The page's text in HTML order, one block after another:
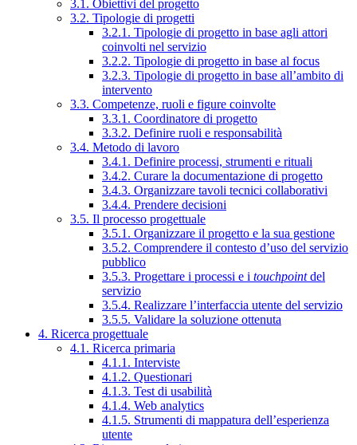
3.1. Obiettivi del progetto
3.2. Tipologie di progetti
3.2.1. Tipologie di progetto in base agli attori
coinvolti nel servizio
3.2.2. Tipologie di progetto in base al focus
3.2.3. Tipologie di progetto in base all’ambito di
intervento
3.3. Competenze, ruoli e figure coinvolte
3.3.1. Coordinatore di progetto
3.3.2. Definire ruoli e responsabilità
3.4. Metodo di lavoro
3.4.1. Definire processi, strumenti e rituali
3.4.2. Curare la documentazione di progetto
3.4.3. Organizzare tavoli tecnici collaborativi
3.4.4. Prendere decisioni
3.5. Il processo progettuale
3.5.1. Organizzare il progetto e la sua gestione
3.5.2. Comprendere il contesto d’uso del servizio
pubblico
3.5.3. Progettare i processi e i touchpointdel
servizio
3.5.4. Realizzare l’interfaccia utente del servizio
3.5.5. Validare la soluzione ottenuta
4. Ricerca progettuale
4.1. Ricerca primaria
4.1.1. Interviste
4.1.2. Questionari
4.1.3. Test di usabilità
4.1.4. Web analytics
4.1.5. Strumenti di mappatura dell’esperienza
utente